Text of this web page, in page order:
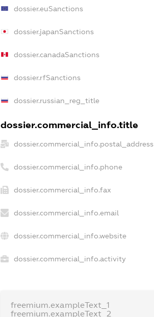
dossier.euSanctions
dossier.japanSanctions
dossier.canadaSanctions
dossier.rfSanctions
dossier.russian_reg_title
dossier.commercial_info.title
dossier.commercial_info.postal_address
dossier.commercial_info.phone
dossier.commercial_info.fax
dossier.commercial_info.email
dossier.commercial_info.website
dossier.commercial_info.activity
freemium.exampleText_1
freemium.exampleText_2